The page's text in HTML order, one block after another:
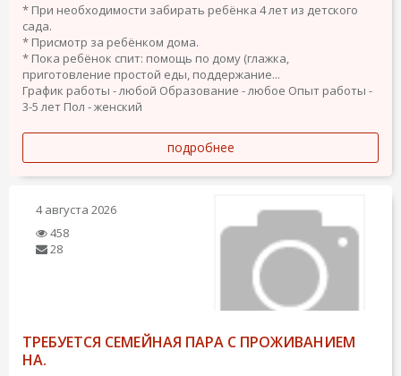
* При необходимости забирать ребёнка 4 лет из детского
сада.
* Присмотр за ребёнком дома.
* Пока ребёнок спит: помощь по дому (глажка,
приготовление простой еды, поддержание...
График работы - любой Образование - любое Опыт работы -
3-5 лет Пол - женский
подробнее
4 августа 2026
458
28
ТРЕБУЕТСЯ СЕМЕЙНАЯ ПАРА С ПРОЖИВАНИЕМ
НА.